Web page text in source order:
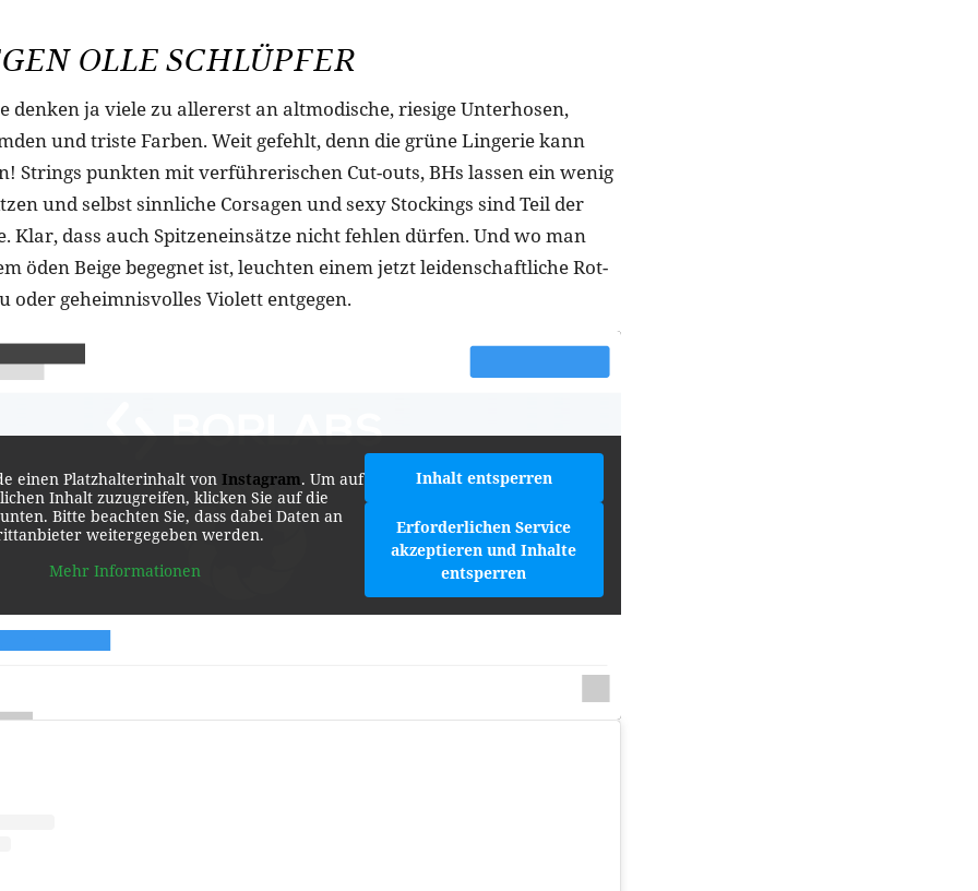
OLLE SCHLÜPFER
denken ja viele zu allererst an altmodische, riesige Unterhosen,
und triste Farben. Weit gefehlt, denn die grüne Lingerie kann
Strings punkten mit verführerischen Cut-outs, BHs lassen ein wenig
und selbst sinnliche Corsagen und sexy Stockings sind Teil der
Klar, dass auch Spitzeneinsätze nicht fehlen dürfen. Und wo man
öden Beige begegnet ist, leuchten einem jetzt leidenschaftliche Rot-
oder geheimnisvolles Violett entgegen.
einen Platzhalterinhalt von Instagram. Um auf
Inhalt zuzugreifen, klicken Sie auf die
Bitte beachten Sie, dass dabei Daten an
weitergegeben werden.
Mehr Informationen
Inhalt entsperren
Erforderlichen Service
akzeptieren und Inhalte
entsperren